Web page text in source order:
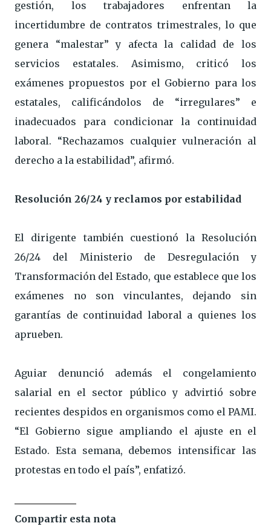
gestión, los trabajadores enfrentan la
incertidumbre de contratos trimestrales, lo que
genera “malestar” y afecta la calidad de los
servicios estatales. Asimismo, criticó los
exámenes propuestos por el Gobierno para los
estatales, calificándolos de “irregulares” e
inadecuados para condicionar la continuidad
laboral. “Rechazamos cualquier vulneración al
derecho a la estabilidad”, afirmó.
Resolución 26/24 y reclamos por estabilidad
El dirigente también cuestionó la Resolución
26/24 del Ministerio de Desregulación y
Transformación del Estado, que establece que los
exámenes no son vinculantes, dejando sin
garantías de continuidad laboral a quienes los
aprueben.
Aguiar denunció además el congelamiento
salarial en el sector público y advirtió sobre
recientes despidos en organismos como el PAMI.
“El Gobierno sigue ampliando el ajuste en el
Estado. Esta semana, debemos intensificar las
protestas en todo el país”, enfatizó.
Compartir esta nota